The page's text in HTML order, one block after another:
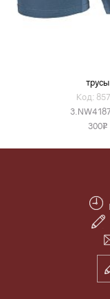
трусы
Код:
300v